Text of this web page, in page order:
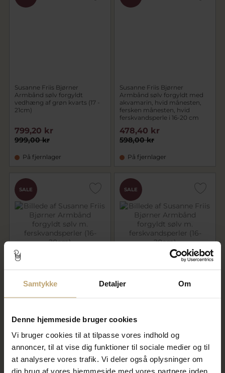
Samtykke Detaljer Om
Denne hjemmeside bruger cookies
Vi bruger cookies til at tilpasse vores indhold og
annoncer, til at vise dig funktioner til sociale medier og til
at analysere vores trafik. Vi deler også oplysninger om
din brug af vores hjemmeside med vores partnere inden
Susanne Friis Bjørner
Armbånd sølv forgyldt
vedhæng af grøn kvarts (17 -
21cm)
999,00 kr
799,20 kr
På fjernlager
Susanne Friis Bjørner
Armbånd sølv forgyldt med
akvamarin, hvid månesten,
fersken månesten, hvid
ferskvandsperle i 16-20 cm
598,00 kr
478,40 kr
På fjernlager
SALE
Susanne Friis Bjørner
Armbånd forgyldt sølv m.
ferskvandsperler (16-20cm)
599,00 kr
På fjernlager
SALE
Susanne Friis Bjørner
Armbånd forgyldt sølv m.
799,00 kr
På lager
SALE SALE